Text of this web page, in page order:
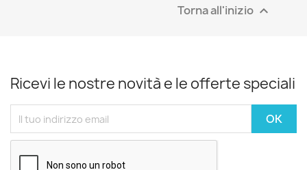
Torna all'inizio 
Ricevi le nostre novità e le offerte speciali